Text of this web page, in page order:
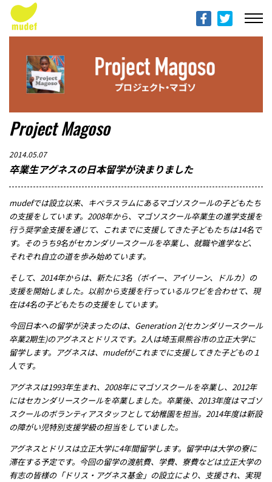
ABOUT mudef（Rhythmedia Foundation）
mudef（リズメディアファンデーション）について
PROFILES
団体概要
PROJECTS & ACTITIVIES
プロジェクト
DONATION
PROGRESS REPORTS
活動報告
MESSAGE
メッセージ
Project Magoso
2014.05.07
卒業生アグネスの日本留学が決まりました
mudefでは設立以来、キベラスラムにあるマゴソスクールの子どもたち
の支援をしています。2008年から、マゴソスクール卒業生の進学支援を
行う奨学金支援を通じて、これまでに支援してきた子どもたちは14名で
す。そのうち9名がセカンダリースクールを卒業し、就職や進学など、
それぞれ自立の道を歩み始めています。
そして、2014年からは、新たに3名（ボイー、アイリーン、ドルカ）の
支援を開始しました。以前から支援を行っているルワビを合わせて、現
在は4名の子どもたちの支援をしています。
今回日本への留学が決まったのは、Generation 2(セカンダリースクール
卒業2期生)のアグネスとドリスです。2人は埼玉県熊谷市の立正大学に
留学します。アグネスは、mudefがこれまでに支援してきた子どもの１
人です。
アグネスは1993年生まれ、2008年にマゴソスクールを卒業し、2012年
にはセカンダリースクールを卒業しました。卒業後、2013年度はマゴソ
スクールのボランティアスタッフとして幼稚園を担当。2014年度は新設
の障がい児特別支援学級の担当をしていました。
アグネスとドリスは立正大学に4年間留学します。留学中は大学の寮に
滞在する予定です。今回の留学の渡航費、学費、寮費などは立正大学の
有志の皆様の「ドリス・アグネス基金」の設立により、支援され、実現